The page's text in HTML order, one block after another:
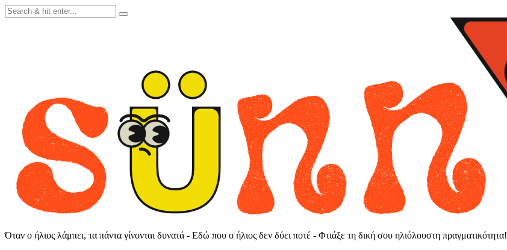
Skip
to
Όταν ο ήλιος λάμπει, τα πάντα γίνονται δυνατά - Εδώ που ο ήλιος δεν δύει ποτέ - Φτιάξε τη δική σου ηλιόλουστη πραγματικότητα!